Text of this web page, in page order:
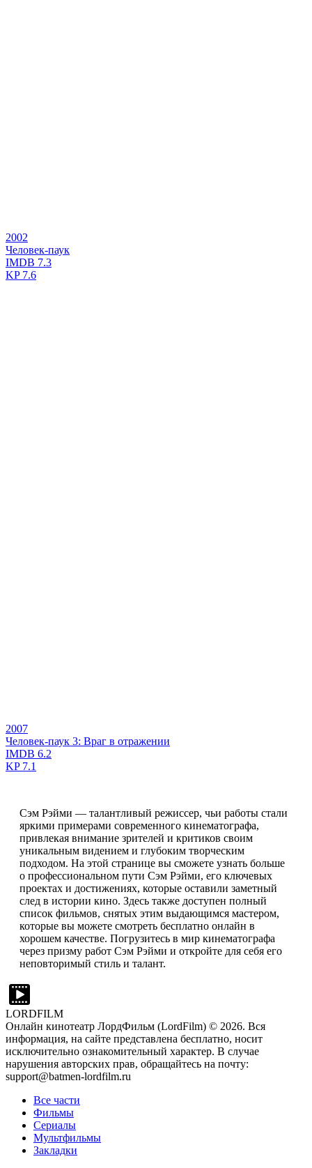
2002
Человек-паук
IMDB 7.3
KP7.6
2007
Человек-паук 3: Враг в отражении
IMDB 6.2
KP7.1
Сэм Рэйми — талантливый режиссер, чьи работы стали
яркими примерами современного кинематографа,
привлекая внимание зрителей и критиков своим
уникальным видением и глубоким творческим
подходом. На этой странице вы сможете узнать больше
о профессиональном пути Сэм Рэйми, его ключевых
проектах и достижениях, которые оставили заметный
след в истории кино. Здесь также доступен полный
список фильмов, снятых этим выдающимся мастером,
которые вы можете смотреть бесплатно онлайн в
хорошем качестве. Погрузитесь в мир кинематографа
через призму работ Сэм Рэйми и откройте для себя его
неповторимый стиль и талант.
LORDFILM
Онлайн кинотеатр ЛордФильм (LordFilm) © 2026. Вся
информация, на сайте представлена бесплатно, носит
исключительно ознакомительный характер. В случае
нарушения авторских прав, обращайтесь на почту:
support@batmen-lordfilm.ru
Все части
Фильмы
Сериалы
Мультфильмы
Закладки